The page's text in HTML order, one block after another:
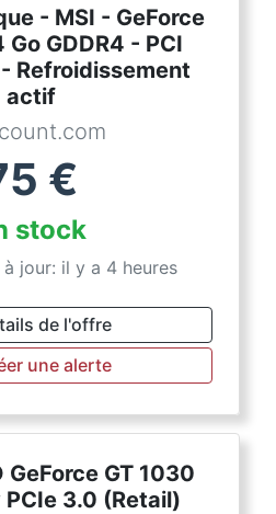
- MSI - GeForce
GDDR4 - PCI
Refroidissement
actif
€
stock
jour: il y a 4 heures
de l'offre
une alerte
GeForce GT 1030
3.0 (Retail)